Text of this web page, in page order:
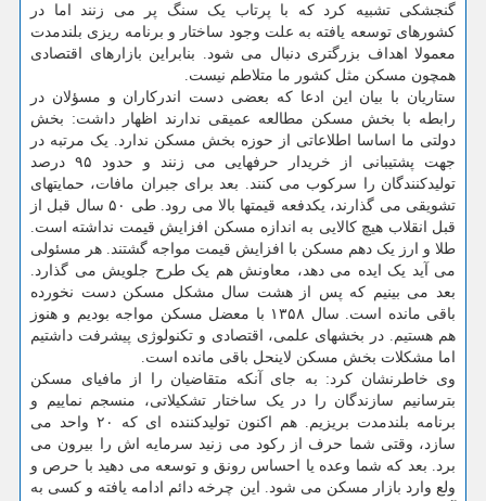
گنجشکی تشبیه کرد که با پرتاب یک سنگ پر می زنند اما در
کشورهای توسعه یافته به علت وجود ساختار و برنامه ریزی بلندمدت
معمولا اهداف بزرگتری دنبال می شود. بنابراین بازارهای اقتصادی
همچون مسکن مثل کشور ما متلاطم نیست.
ستاریان با بیان این ادعا که بعضی دست اندرکاران و مسؤلان در
رابطه با بخش مسکن مطالعه عمیقی ندارند اظهار داشت: بخش
دولتی ما اساسا اطلاعاتی از حوزه بخش مسکن ندارد. یک مرتبه در
جهت پشتیبانی از خریدار حرفهایی می زنند و حدود ۹۵ درصد
تولیدکنندگان را سرکوب می کنند. بعد برای جبران مافات، حمایتهای
تشویقی می گذارند، یکدفعه قیمتها بالا می رود. طی ۵۰ سال قبل از
قبل انقلاب هیچ کالایی به اندازه مسکن افزایش قیمت نداشته است.
طلا و ارز یک دهم مسکن با افزایش قیمت مواجه گشتند. هر مسئولی
می آید یک ایده می دهد، معاونش هم یک طرح جلویش می گذارد.
بعد می بینیم که پس از هشت سال مشکل مسکن دست نخورده
باقی مانده است. سال ۱۳۵۸ با معضل مسکن مواجه بودیم و هنوز
هم هستیم. در بخشهای علمی، اقتصادی و تکنولوژی پیشرفت داشتیم
اما مشکلات بخش مسکن لاینحل باقی مانده است.
وی خاطرنشان کرد: به جای آنکه متقاضیان را از مافیای مسکن
بترسانیم سازندگان را در یک ساختار تشکیلاتی، منسجم نماییم و
برنامه بلندمدت بریزیم. هم اکنون تولیدکننده ای که ۲۰ واحد می
سازد، وقتی شما حرف از رکود می زنید سرمایه اش را بیرون می
برد. بعد که شما وعده یا احساس رونق و توسعه می دهید با حرص و
ولع وارد بازار مسکن می شود. این چرخه دائم ادامه یافته و کسی به